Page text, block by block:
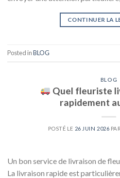
CONTINUER LA
Posted inBLOG
BLOG
Quel fleuriste
rapidement
POSTÉ LE 26 JUIN 2026
Un bon service de livraison de
La livraison rapide est